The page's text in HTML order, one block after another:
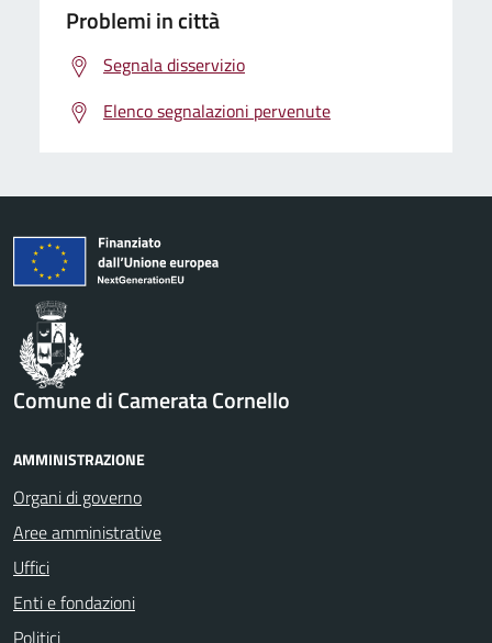
Problemi in città
Segnala disservizio
Elenco segnalazioni pervenute
Comune di Camerata Cornello
AMMINISTRAZIONE
Organi di governo
Aree amministrative
Uffici
Enti e fondazioni
Politici